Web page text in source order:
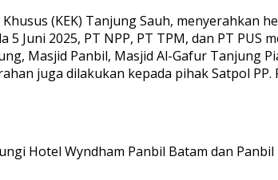
(KEK) Tanjung Sauh,
Juni 2025, PT NPP, PT TPM, dan PT
Masjid Panbil, Masjid Al-Gafur Tanjung
juga dilakukan kepada pihak Satpol
Hotel Wyndham Panbil Batam dan